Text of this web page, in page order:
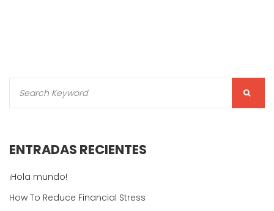
ENTRADAS RECIENTES
¡Hola mundo!
How To Reduce Financial Stress